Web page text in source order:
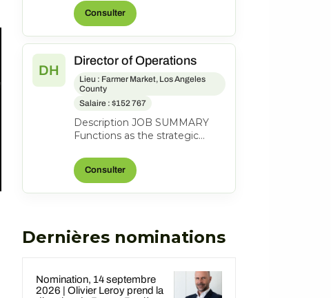
profitability through revenue
grow...
Consulter
DH
Director of Operations
Lieu : Farmer Market, Los Angeles
County
Salaire : $152 767
Description JOB SUMMARY
Functions as the strategic
property's Hotel Operations.
Areas of respo...
Consulter
Dernières nominations
Nomination, 14 septembre
2026 | Olivier Leroy prend la